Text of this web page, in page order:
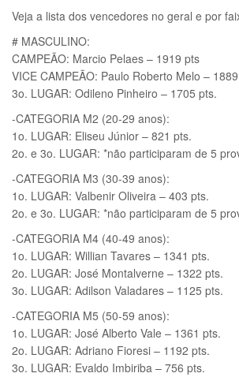
Veja a lista dos vencedores no geral e por
# MASCULINO:
CAMPEÃO: Marcio Pelaes – 1919 pts
VICE CAMPEÃO: Paulo Roberto Melo –
3o. LUGAR: Odileno Pinheiro – 1705 pts.
-CATEGORIA M2 (20-29 anos):
1o. LUGAR: Eliseu Júnior – 821 pts.
2o. e 3o. LUGAR: *não participaram de 5
-CATEGORIA M3 (30-39 anos):
1o. LUGAR: Valbenir Oliveira – 403 pts.
2o. e 3o. LUGAR: *não participaram de 5
-CATEGORIA M4 (40-49 anos):
1o. LUGAR: Willian Tavares – 1341 pts.
2o. LUGAR: José Montalverne – 1322 pts.
3o. LUGAR: Adilson Valadares – 1125 pts.
-CATEGORIA M5 (50-59 anos):
1o. LUGAR: José Alberto Vale – 1361 pts.
2o. LUGAR: Adriano Fioresi – 1192 pts.
3o. LUGAR: Evaldo Imbiriba – 756 pts.